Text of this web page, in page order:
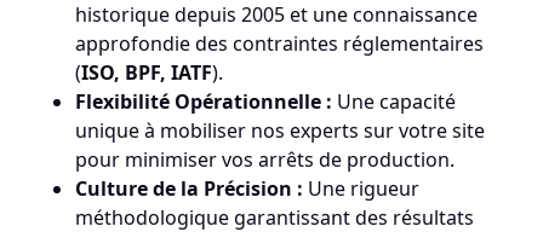
historique depuis 2005 et une connaissance
approfondie des contraintes réglementaires
(ISO, BPF, IATF).
Flexibilité Opérationnelle : Une capacité
unique à mobiliser nos experts sur votre site
pour minimiser vos arrêts de production.
Culture de la Précision : Une rigueur
méthodologique garantissant des résultats